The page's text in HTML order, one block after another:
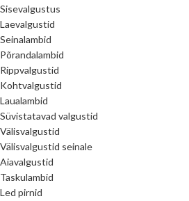
Sisevalgustus
Laevalgustid
Seinalambid
Põrandalambid
Rippvalgustid
Kohtvalgustid
Laualambid
Süvistatavad valgustid
Välisvalgustid
Välisvalgustid seinale
Aiavalgustid
Taskulambid
Led pirnid